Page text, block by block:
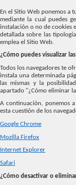
En el Sitio Web ponemos a
mediante la cual puedes
instalación o no de cookies
detallada sobre las
emplea el Sitio Web.
¿Cómo puedes visualizar
Todos los navegadores te
instala una determinada
las mismas y la
apartado "¿Cómo eliminar
A continuación, ponemos
esta cuestión de los
Google Chrome
Mozilla Firefox
Internet Explorer
Safari
¿Cómo desactivar o